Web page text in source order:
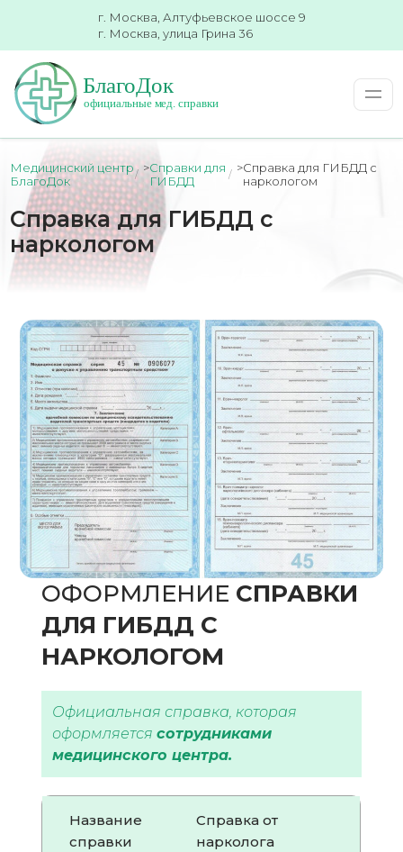
г. Москва, Алтуфьевское шоссе 9
г. Москва, улица Грина 36
Медицинский центр
БлагоДок
>Справки для
ГИБДД
>Справка для ГИБДД с
наркологом
Справка для ГИБДД с
наркологом
ОФОРМЛЕНИЕ CПРАВКИ
ДЛЯ ГИБДД С
НАРКОЛОГОМ
Официальная справка, которая
оформляетсясотрудниками
медицинского центра.
Название
справки
Справка от
нарколога